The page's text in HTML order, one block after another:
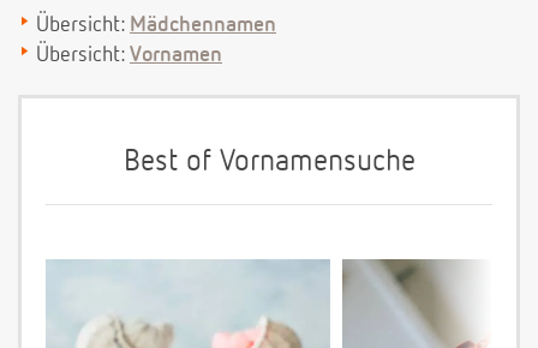
Übersicht: Mädchennamen
Übersicht: Vornamen
Best of Vornamensuche